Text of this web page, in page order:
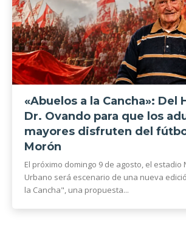
«Abuelos a la Cancha»: Del
Dr. Ovando para que los
mayores disfruten del
Morón
El próximo domingo 9 de agosto, el estadio
Urbano será escenario de una nueva
la Cancha", una propuesta...